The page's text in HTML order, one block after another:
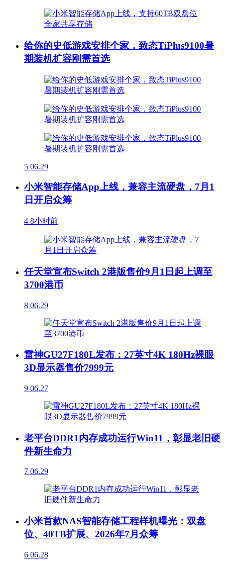
给你的史低游戏安排个家，致态TiPlus9100暑
期装机扩容刚需首选
5 06.29
小米智能存储App上线，兼容主流硬盘，7月1
日开启众筹
4 8小时前
任天堂宣布Switch 2港版售价9月1日起上调至
3700港币
8 06.29
雷神GU27F180L发布：27英寸4K 180Hz裸眼
3D显示器售价7999元
9 06.27
老平台DDR1内存成功运行Win11，彰显老旧硬
件新生命力
7 06.29
小米首款NAS智能存储工程样机曝光：双盘
位、40TB扩展、2026年7月众筹
6 06.28